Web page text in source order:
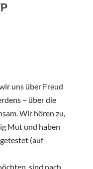
uns über Freud
– über die
Wir hören zu,
Mut und haben
(auf
sind nach